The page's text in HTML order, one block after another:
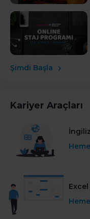
Şimdi Başla
Kariyer Araçları